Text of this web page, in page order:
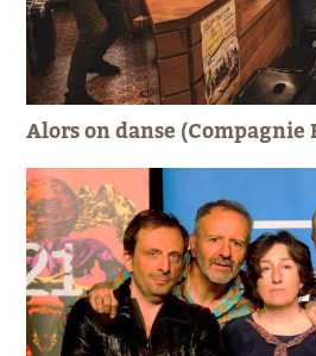
Alors on danse (Compagnie